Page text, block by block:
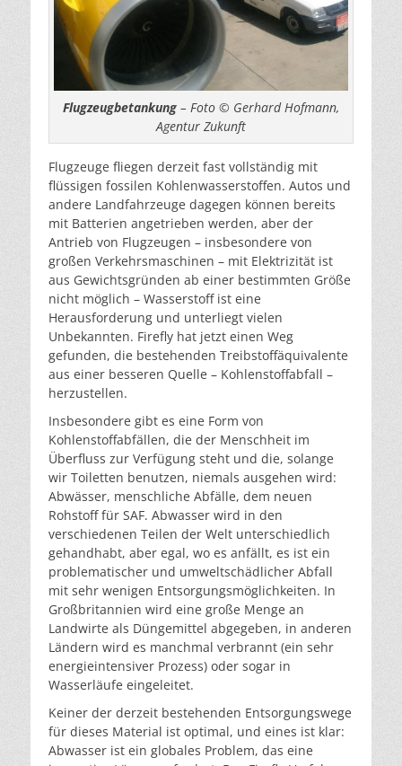
Flugzeugbetankung – Foto © Gerhard Hofmann,
Agentur Zukunft
Flugzeuge fliegen derzeit fast vollständig mit
flüssigen fossilen Kohlenwasserstoffen. Autos und
andere Landfahrzeuge dagegen können bereits
mit Batterien angetrieben werden, aber der
Antrieb von Flugzeugen – insbesondere von
großen Verkehrsmaschinen – mit Elektrizität ist
aus Gewichtsgründen ab einer bestimmten Größe
nicht möglich – Wasserstoff ist eine
Herausforderung und unterliegt vielen
Unbekannten. Firefly hat jetzt einen Weg
gefunden, die bestehenden Treibstoffäquivalente
aus einer besseren Quelle – Kohlenstoffabfall –
herzustellen.
Insbesondere gibt es eine Form von
Kohlenstoffabfällen, die der Menschheit im
Überfluss zur Verfügung steht und die, solange
wir Toiletten benutzen, niemals ausgehen wird:
Abwässer, menschliche Abfälle, dem neuen
Rohstoff für SAF. Abwasser wird in den
verschiedenen Teilen der Welt unterschiedlich
gehandhabt, aber egal, wo es anfällt, es ist ein
problematischer und umweltschädlicher Abfall
mit sehr wenigen Entsorgungsmöglichkeiten. In
Großbritannien wird eine große Menge an
Landwirte als Düngemittel abgegeben, in anderen
Ländern wird es manchmal verbrannt (ein sehr
energieintensiver Prozess) oder sogar in
Wasserläufe eingeleitet.
Keiner der derzeit bestehenden Entsorgungswege
für dieses Material ist optimal, und eines ist klar:
Abwasser ist ein globales Problem, das eine